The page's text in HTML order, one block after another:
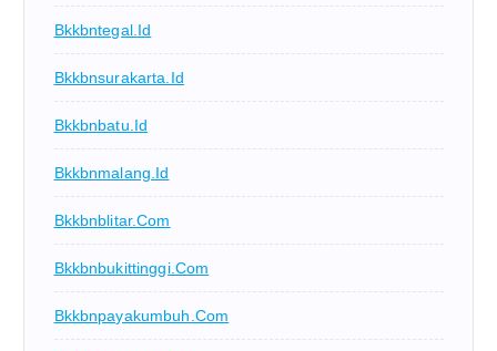
Bkkbntegal.id
Bkkbnsurakarta.id
Bkkbnbatu.id
Bkkbnmalang.id
Bkkbnblitar.com
Bkkbnbukittinggi.com
Bkkbnpayakumbuh.com